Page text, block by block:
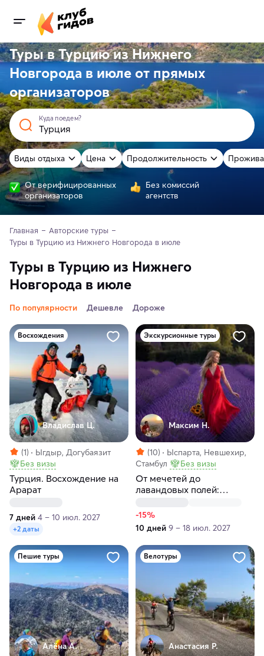
Туры в Турцию из Нижнего
Новгорода в июле от прямых
организаторов
Куда поедем?
Виды отдыха Цена Продолжительность
От верифицированных
организаторов
Без комиссий
агентств
Главная
Авторские туры
Туры в Турцию из Нижнего Новгорода в июле
Туры в Турцию из Нижнего
Новгорода в июле
По популярности Дешевле Дороже
Восхождения
Владислав Ц.
(1)
Ыгдыр, Догубаязит
Без визы
Турция. Восхождение на
Арарат
7 дней 4 – 10 июл. 2027
+2 даты
Экскурсионные туры
Максим H.
(10)
Ыспарта, Невшехир,
Стамбул
Без визы
От мечетей до
лавандовых полей:
-15%
10 дней 9 – 18 июл. 2027
Пешие туры
Алёна А.
Велотуры
Анастасия Р.